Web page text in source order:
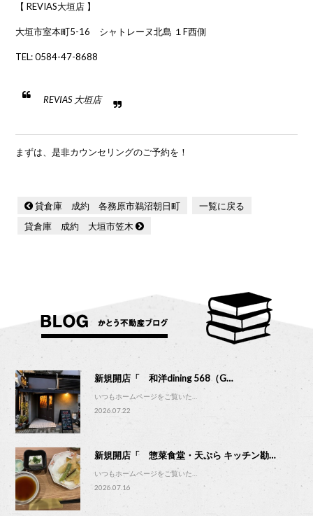
【 REVIAS大垣店 】
大垣市室本町5-16 シャトレーヌ北島 １F西側
TEL:0584-47-8688
REVIAS 大垣店
まずは、是非カウンセリングのご予約を！
貸倉庫 成約 各務原市鵜沼朝日町
一覧に戻る
貸倉庫 成約 大垣市笠木
新規開店「 和洋dining 568（G…
いつもホームページをご覧いた…
2026.07.22
新規開店「 惣菜食堂・天ぷら キッチン勘…
いつもホームページをご覧いた…
2026.07.16